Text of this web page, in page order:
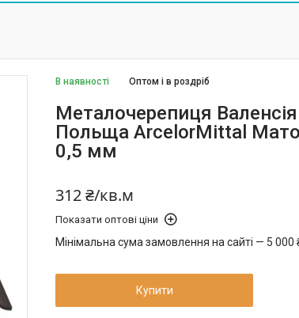
В наявності Оптом і в роздріб
Металочерепиця
Польща ArcelorMittal
0,5 мм
312 ₴/кв.м
Показати оптові ціни
Мінімальна сума замовлення на сайті — 5 000
Купити